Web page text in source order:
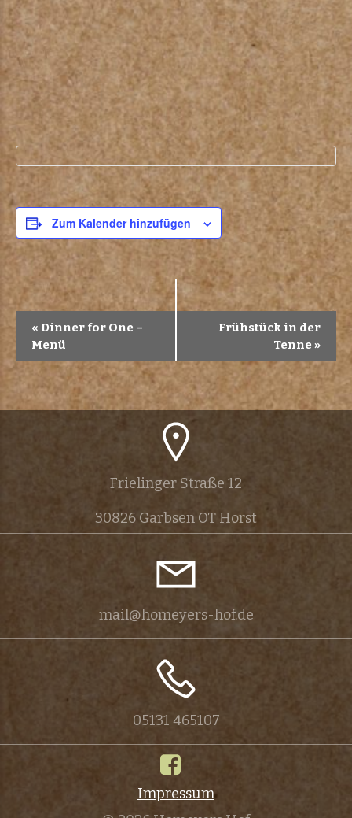
Zum Kalender hinzufügen
V
e
r
t
t
« Dinner for One –
Menü
Frühstück in der
Tenne »
Frielinger Straße 12
30826 Garbsen OT Horst
mail@homeyers-hof.de
05131 465107
Impressum